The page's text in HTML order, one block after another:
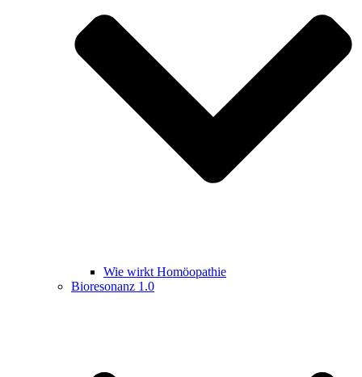
Wie wirkt Homöopathie
Bioresonanz 1.0